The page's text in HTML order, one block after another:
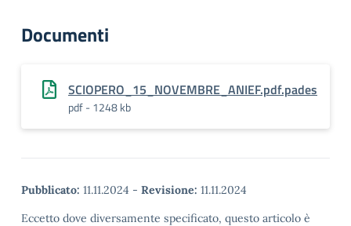
Documenti
SCIOPERO_15_NOVEMBRE_ANIEF.pdf.pades
pdf - 1248 kb
Pubblicato: 11.11.2024 - Revisione: 11.11.2024
Eccetto dove diversamente specificato, questo articolo è